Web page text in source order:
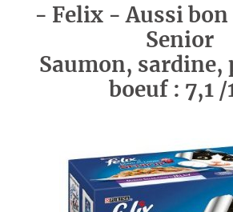
- Felix - Aussi bon
Senior
Saumon, sardine,
boeuf : 7,1 /